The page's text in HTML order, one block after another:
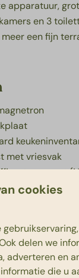
apparatuur,
en 3
een fijn
met vriesvak
cookies
delen we
adverteren en
die u